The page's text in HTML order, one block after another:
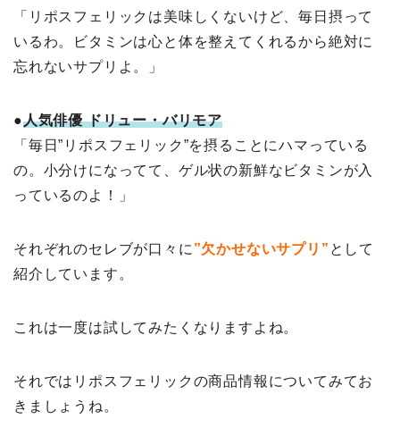
「リポスフェリックは美味しくないけど、毎日摂って
いるわ。ビタミンは心と体を整えてくれるから絶対に
忘れないサプリよ。」
●人気俳優 ドリュー・バリモア
「毎日”リポスフェリック”を摂ることにハマっている
の。小分けになってて、ゲル状の新鮮なビタミンが入
っているのよ！」
それぞれのセレブが口々に ”欠かせないサプリ” として
紹介しています。
これは一度は試してみたくなりますよね。
それではリポスフェリックの商品情報についてみてお
きましょうね。